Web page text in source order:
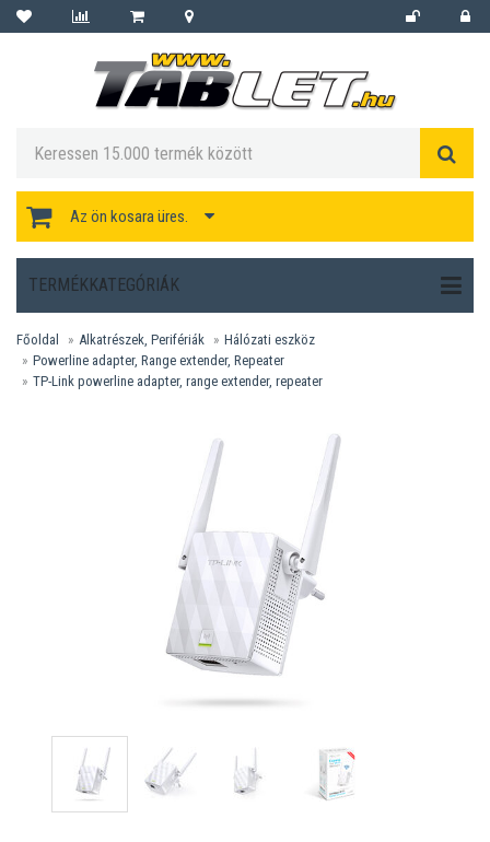
Az ön kosara üres.
TERMÉKKATEGÓRIÁK
Főoldal Alkatrészek, Perifériák
Hálózati eszköz
Powerline adapter, Range extender, Repeater
TP-Link powerline adapter, range extender, repeater